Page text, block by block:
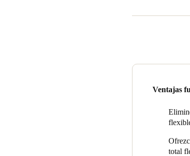
electrónico y se
compromiso con
"A lo largo de
tecnología de
Ventajas
total